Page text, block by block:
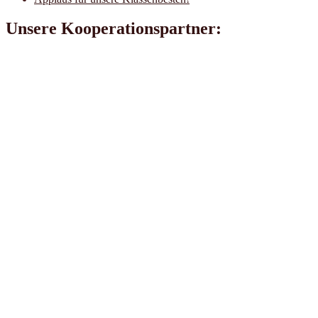
Unsere Kooperationspartner: